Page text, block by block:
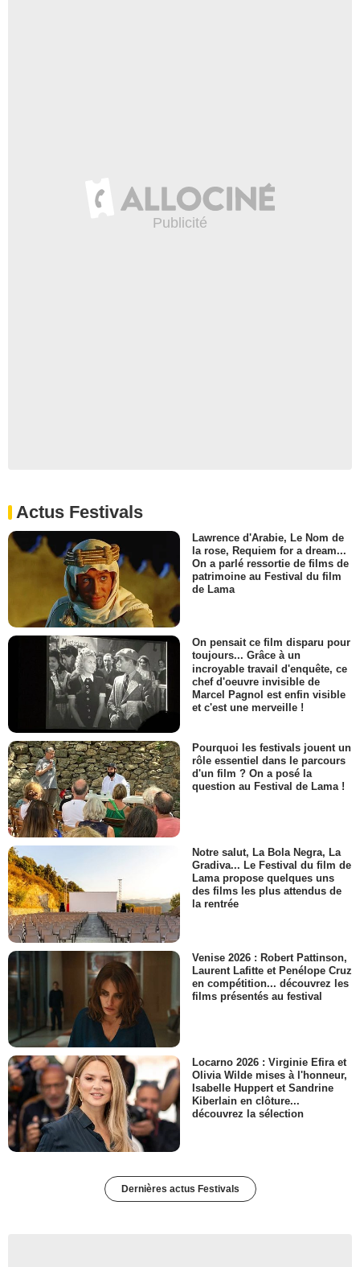
Actus Festivals
Lawrence d'Arabie, Le Nom de
la rose, Requiem for a dream...
On a parlé ressortie de films de
patrimoine au Festival du film
de Lama
On pensait ce film disparu pour
toujours... Grâce à un
incroyable travail d'enquête, ce
chef d'oeuvre invisible de
Marcel Pagnol est enfin visible
et c'est une merveille !
Pourquoi les festivals jouent un
rôle essentiel dans le parcours
d'un film ? On a posé la
question au Festival de Lama !
Notre salut, La Bola Negra, La
Gradiva... Le Festival du film de
Lama propose quelques uns
des films les plus attendus de
la rentrée
Venise 2026 : Robert Pattinson,
Laurent Lafitte et Penélope Cruz
en compétition... découvrez les
films présentés au festival
Locarno 2026 : Virginie Efira et
Olivia Wilde mises à l'honneur,
Isabelle Huppert et Sandrine
Kiberlain en clôture...
découvrez la sélection
Dernières actus Festivals